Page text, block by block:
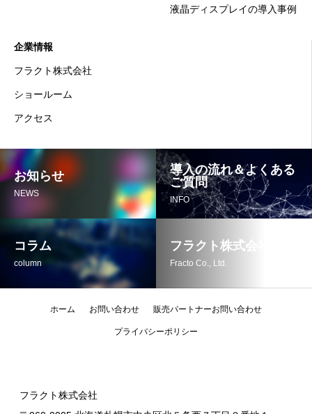
液晶ディスプレイの導入事例
企業情報
フラクト株式会社
ショールーム
アクセス
お知らせ
NEWS
導入の流れ＆よくある
ご質問
INFO
コラム
column
フラクト株式会社
Fracto Co., Ltd.
ホーム お問い合わせ 販売パートナーお問い合わせ
プライバシーポリシー
フラクト株式会社